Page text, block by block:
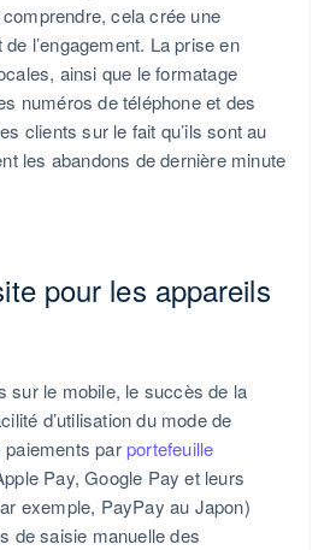
cela crée une
l’engagement. La prise en
ainsi que le formatage
numéros de téléphone et des
clients sur le fait qu’ils sont au
les abandons de dernière minute
pour les appareils
sur le mobile, le succès de la
d’utilisation du mode de
parportefeuille
Pay, Google Pay et leurs
exemple, PayPay au Japon)
de saisie manuelle des